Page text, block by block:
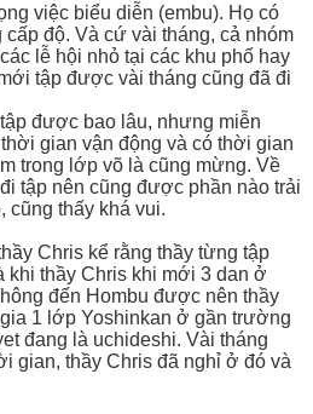
việc biểu diễn (embu). Họ có
độ. Và cứ vài tháng, cả nhóm
lễ hội nhỏ tại các khu phố hay
tập được vài tháng cũng đã đi
được bao lâu, nhưng miễn
gian vận động và có thời gian
trong lớp võ là cũng mừng. Về
tập nên cũng được phần nào trải
cũng thấy khá vui.
Chris kể rằng thầy từng tập
khi thầy Chris khi mới 3 dan ở
đến Hombu được nên thầy
1 lớp Yoshinkan ở gần trường
đang là uchideshi. Vài tháng
gian, thầy Chris đã nghỉ ở đó và